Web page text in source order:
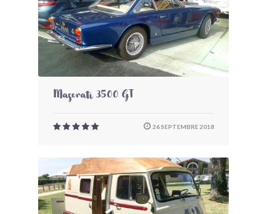
Maserati 3500 GT
26 SEPTEMBRE 2018